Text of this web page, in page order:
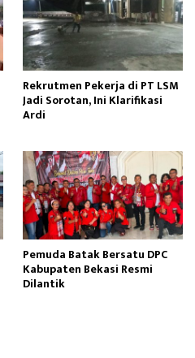
Rekrutmen Pekerja di PT LSM
Jadi Sorotan, Ini Klarifikasi
Ardi
Pemuda Batak Bersatu DPC
Kabupaten Bekasi Resmi
Dilantik